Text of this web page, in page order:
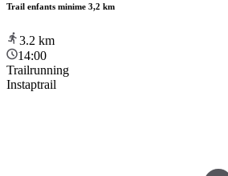
Trail enfants minime 3,2 km
3.2 km
14:00
Trailrunning
Instaptrail